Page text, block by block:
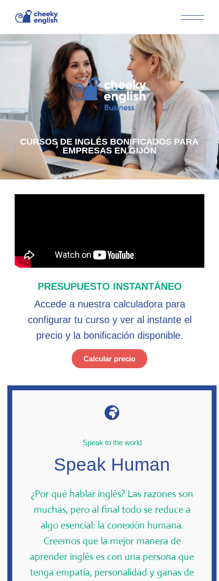
CURSOS DE INGLÉS BONIFICADOS PARA
EMPRESAS EN GIJÓN
PRESUPUESTO INSTANTÁNEO
Accede a nuestra calculadora para
configurar tu curso y ver al instante el
precio y la bonificación disponible.
Calcular precio
Speak to the world
Speak Human
¿Por qué hablar inglés? Las razones son
muchas, pero al final todo se reduce a
algo esencial: la conexión humana.
Creemos que la mejor manera de
aprender inglés es con una persona que
tenga empatía, personalidad y ganas de